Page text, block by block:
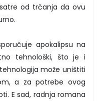
od trčanja da ovu
apokalipsu na
tehnološki, što je i
može uništiti
a za potrebe ovog
E sad, radnja romana